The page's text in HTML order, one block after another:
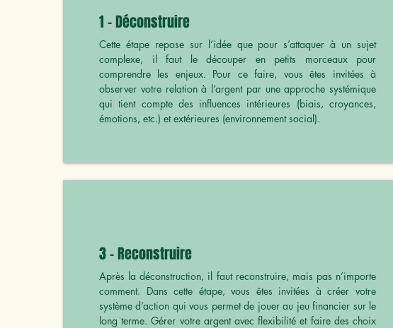
1 - Déconstruire
Cette étape repose sur l’idée que pour s’attaquer à un sujet
complexe, il faut le découper en petits morceaux pour
comprendre les enjeux. Pour ce faire, vous êtes invitées à
observer votre relation à l’argent par une approche systémique
qui tient compte des influences intérieures (biais, croyances,
émotions, etc.) et extérieures (environnement social).
3 - Reconstruire
Après la déconstruction, il faut reconstruire, mais pas n’importe
comment. Dans cette étape, vous êtes invitées à créer votre
système d’action qui vous permet de jouer au jeu financier sur le
long terme. Gérer votre argent avec flexibilité et faire des choix